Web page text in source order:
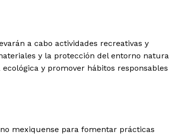
Puerto Morelos
a cabo actividades recreativas y
y la protección del entorno
y promover hábitos responsables
mexiquense para fomentar prácticas